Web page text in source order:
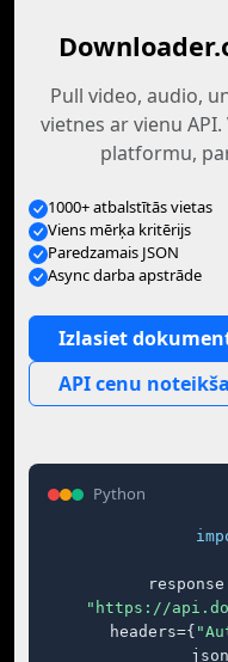
Pull video, audio,
vietnes ar vienu
platformu,
1000+ atbalstītās vietas
Viens mērķa kritērijs
Paredzamais JSON
Async darba apstrāde
Izlasiet
API cenu
Python
"https://
    headers={